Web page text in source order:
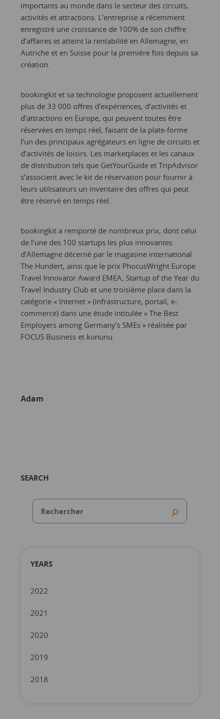
importants au monde dans le secteur des circuits,
activités et attractions. L’entreprise a récemment
enregistré une croissance de 100% de son chiffre
d’affaires et atteint la rentabilité en Allemagne, en
Autriche et en Suisse pour la première fois depuis sa
création.
bookingkit et sa technologie proposent actuellement
plus de 33 000 offres d’expériences, d’activités et
d’attractions en Europe, qui peuvent toutes être
réservées en temps réel, faisant de la plate-forme
l’un des principaux agrégateurs en ligne de circuits et
d’activités de loisirs. Les marketplaces et les canaux
de distribution tels que GetYourGuide et TripAdvisor
s’associent avec le kit de réservation pour fournir à
leurs utilisateurs un inventaire des offres qui peut
être réservé en temps réel.
bookingkit a remporté de nombreux prix, dont celui
de l’une des 100 startups les plus innovantes
d’Allemagne décerné par le magasine international
The Hundert, ainsi que le prix PhocusWright Europe
Travel Innovator Award EMEA, Startup of the Year du
Travel Industry Club et une troisième place dans la
catégorie « Internet » (infrastructure, portail, e-
commerce) dans une étude intitulée « The Best
Employers among Germany’s SMEs » réalisée par
FOCUS Business et kununu.
SEARCH
YEARS
2022
2021
2020
2019
2018
Adam